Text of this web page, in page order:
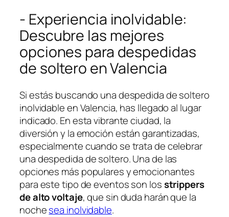
-‍ Experiencia inolvidable:
Descubre las mejores
opciones para despedidas
de soltero ​en⁢ Valencia
Si estás buscando una despedida ⁢de soltero
inolvidable en Valencia, has llegado al lugar‌
indicado. En esta vibrante ciudad, la
diversión y la emoción están ⁢garantizadas,
especialmente cuando se trata de celebrar
una despedida de soltero. Una de las
opciones más populares y emocionantes
para este tipo de eventos son losstrippers
de alto voltaje, que sin duda harán que la
nochesea inolvidable.